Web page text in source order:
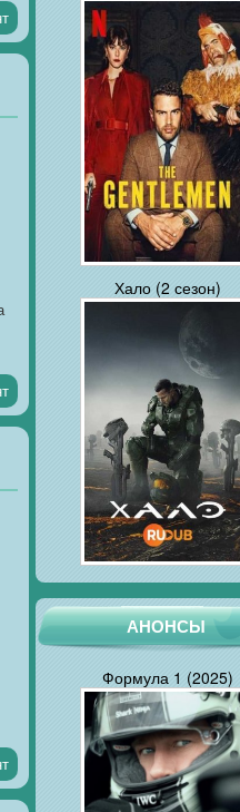
Хало (2 сезон)
АНОНСЫ
Формула 1 (2025)